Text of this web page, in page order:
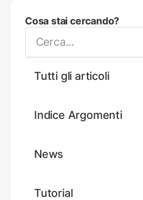
Cosa stai cercando?
Tutti gli articoli
Indice Argomenti
News
Tutorial